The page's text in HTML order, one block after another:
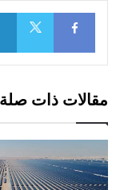
Facebook
مقالات ذات صلة